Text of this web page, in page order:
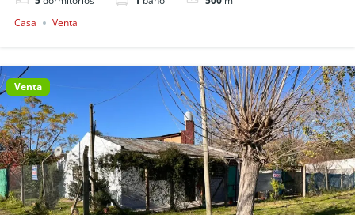
Casa
Venta
Venta